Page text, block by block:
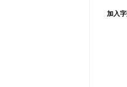
加入